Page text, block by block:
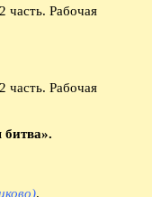
битва».
.